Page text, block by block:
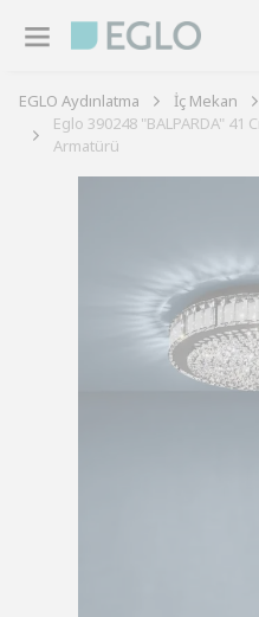
EGLO Aydınlatma İç Mekan
Eglo 390248 "BALPARDA" 41
Armatürü